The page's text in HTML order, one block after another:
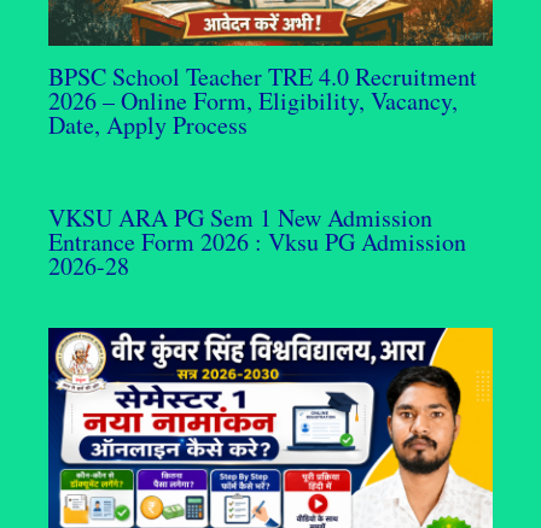
BPSC School Teacher TRE 4.0 Recruitment
2026 – Online Form, Eligibility, Vacancy,
Date, Apply Process
VKSU ARA PG Sem 1 New Admission
Entrance Form 2026 : Vksu PG Admission
2026-28